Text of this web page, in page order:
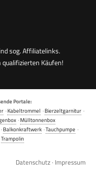
sog. Affiliatelinks.
Käufen!
Portale:
·Kabeltrommel ·Bierzeltgarnitur·
·Mülltonnenbox
Balkonkraftwerk·Tauchpumpe ·
Trampolin
Datenschutz · Impressum